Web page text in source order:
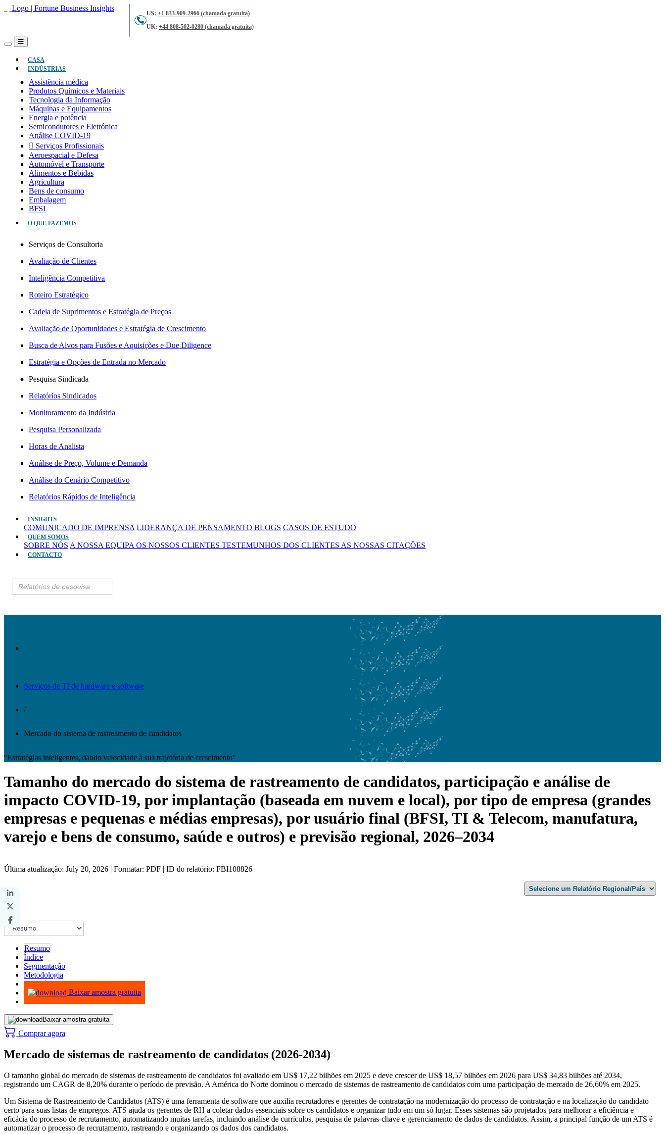
US: +1 833-909-2966 (chamada gratuita)
UK: +44 808-502-0280 (chamada gratuita)
CASA
INDÚSTRIAS
Assistência médica
Produtos Químicos e Materiais
Tecnologia da Informação
Máquinas e Equipamentos
Energia e potência
Semicondutores e Eletrónica
Análise COVID-19
Serviços Profissionais
Aeroespacial e Defesa
Automóvel e Transporte
Alimentos e Bebidas
Agricultura
Bens de consumo
Embalagem
BFSI
O QUE FAZEMOS
Serviços de Consultoria
Avaliação de Clientes
Inteligência Competitiva
Roteiro Estratégico
Cadeia de Suprimentos e Estratégia de Preços
Avaliação de Oportunidades e Estratégia de Crescimento
Busca de Alvos para Fusões e Aquisições e Due Diligence
Estratégia e Opções de Entrada no Mercado
Pesquisa Sindicada
Relatórios Sindicados
Monitoramento da Indústria
Pesquisa Personalizada
Horas de Analista
Análise de Preço, Volume e Demanda
Análise do Cenário Competitivo
Relatórios Rápidos de Inteligência
INSIGHTS
COMUNICADO DE IMPRENSA LIDERANÇA DE PENSAMENTO BLOGS CASOS DE ESTUDO
QUEM SOMOS
SOBRE NÓS A NOSSA EQUIPA OS NOSSOS CLIENTES TESTEMUNHOS DOS CLIENTES AS NOSSAS CITAÇÕES
CONTACTO
Serviços de TI de hardware e software
/
Mercado do sistema de rastreamento de candidatos
"Estratégias inteligentes, dando velocidade à sua trajetória de crescimento"
Tamanho do mercado do sistema de rastreamento de candidatos, participação e análise de
impacto COVID-19, por implantação (baseada em nuvem e local), por tipo de empresa (grandes
empresas e pequenas e médias empresas), por usuário final (BFSI, TI & Telecom, manufatura,
varejo e bens de consumo, saúde e outros) e previsão regional, 2026–2034
Última atualização: July 20, 2026 | Formatar: PDF | ID do relatório: FBI108826
Resumo
Índice
Segmentação
Metodologia
Infográficos
Baixar amostra gratuita
Baixar amostra gratuita
Comprar agora
Mercado de sistemas de rastreamento de candidatos (2026-2034)
O tamanho global do mercado de sistemas de rastreamento de candidatos foi avaliado em US$ 17,22 bilhões em 2025 e deve crescer de US$ 18,57 bilhões em 2026 para US$ 34,83 ​​bilhões até 2034,
registrando um CAGR de 8,20% durante o período de previsão. A América do Norte dominou o mercado de sistemas de rastreamento de candidatos com uma participação de mercado de 26,60% em 2025.
Um Sistema de Rastreamento de Candidatos (ATS) é uma ferramenta de software que auxilia recrutadores e gerentes de contratação na modernização do processo de contratação e na localização do candidato
certo para suas listas de empregos. ATS ajuda os gerentes de RH a coletar dados essenciais sobre os candidatos e organizar tudo em um só lugar. Esses sistemas são projetados para melhorar a eficiência e
eficácia do processo de recrutamento, automatizando muitas tarefas, incluindo análise de currículos, pesquisa de palavras-chave e gerenciamento de dados de candidatos. Assim, a principal função de um ATS é
automatizar o processo de recrutamento, rastreando e organizando os dados dos candidatos.